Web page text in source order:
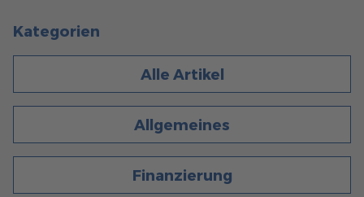
SO INDIVIDUELL KÖNNEN SIE DIE TERRASSE IHRES
FERTIGHAUSES GESTALTEN
Seit vielen Jahren gewinnt der Outdoor-Bereich zunehmend
Kategorien
Alle Artikel
Allgemeines
Finanzierung